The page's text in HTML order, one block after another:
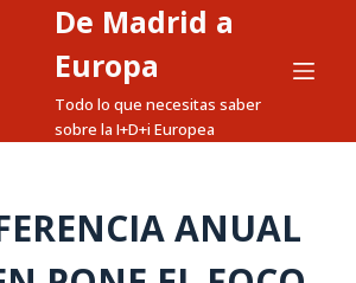
De Madrid a
Europa
Todo lo que necesitas saber
sobre la I+D+i Europea
ANUAL